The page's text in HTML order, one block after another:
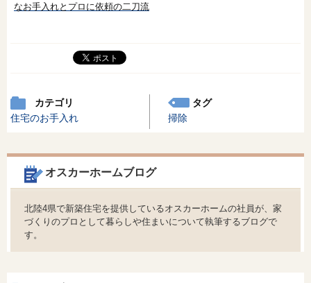
なお手入れとプロに依頼の二刀流
カテゴリ
住宅のお手入れ
タグ
掃除
オスカーホームブログ
北陸4県で新築住宅を提供しているオスカーホームの社員が、家
づくりのプロとして暮らしや住まいについて執筆するブログで
す。